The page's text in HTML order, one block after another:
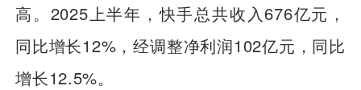
高。2025上半年，快手总共收入676亿元，
同比增长12%，经调整净利润102亿元，同比
增长12.5%。